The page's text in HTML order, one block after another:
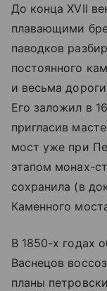
До конца XVII
плавающими
паводков
постоянного
и весьма
Его заложил в
пригласив
мост уже при
этапом монах-
сохранила (в
Каменного
В 1850-х годах
Васнецов
планы